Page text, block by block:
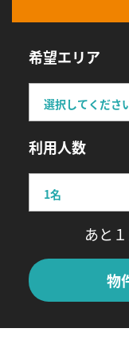
希望エリア
利用人数
あと
物